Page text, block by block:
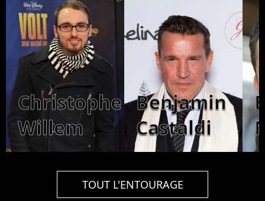
Christophe
Willem
Benjamin
Castaldi
TOUT L'ENTOURAGE